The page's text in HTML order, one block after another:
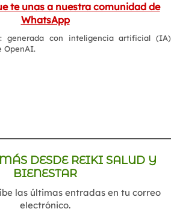
te unas a nuestra comunidad de
WhatsApp
generada con inteligencia artificial (IA)
OpenAI.
DESDE REIKI SALUD Y
BIENESTAR
las últimas entradas en tu correo
electrónico.